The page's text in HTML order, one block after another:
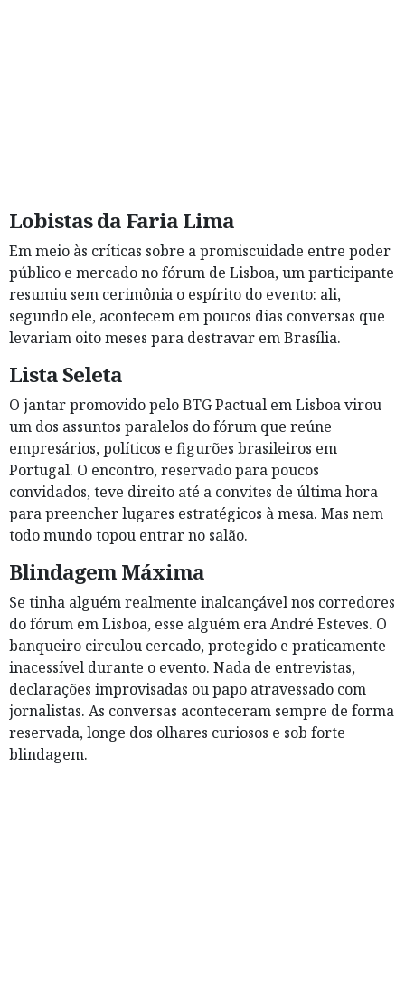
Lobistas da Faria Lima
Em meio às críticas sobre a promiscuidade entre poder
público e mercado no fórum de Lisboa, um participante
resumiu sem cerimônia o espírito do evento: ali,
segundo ele, acontecem em poucos dias conversas que
levariam oito meses para destravar em Brasília.
Lista Seleta
O jantar promovido pelo BTG Pactual em Lisboa virou
um dos assuntos paralelos do fórum que reúne
empresários, políticos e figurões brasileiros em
Portugal. O encontro, reservado para poucos
convidados, teve direito até a convites de última hora
para preencher lugares estratégicos à mesa. Mas nem
todo mundo topou entrar no salão.
Blindagem Máxima
Se tinha alguém realmente inalcançável nos corredores
do fórum em Lisboa, esse alguém era André Esteves. O
banqueiro circulou cercado, protegido e praticamente
inacessível durante o evento. Nada de entrevistas,
declarações improvisadas ou papo atravessado com
jornalistas. As conversas aconteceram sempre de forma
reservada, longe dos olhares curiosos e sob forte
blindagem.